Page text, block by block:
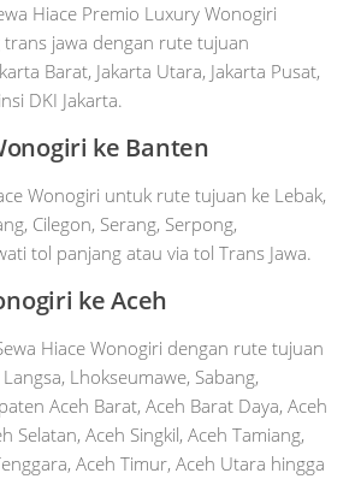
Hiace Premio Luxury Wonogiri
jawa dengan rute tujuan
Barat, Jakarta Utara, Jakarta Pusat,
DKI Jakarta.
ke Banten
Wonogiri untuk rute tujuan ke Lebak,
Cilegon, Serang, Serpong,
tol panjang atau via tol Trans Jawa.
ke Aceh
Hiace Wonogiri dengan rute tujuan
Lhokseumawe, Sabang,
Aceh Barat, Aceh Barat Daya, Aceh
Selatan, Aceh Singkil, Aceh Tamiang,
Aceh Timur, Aceh Utara hingga